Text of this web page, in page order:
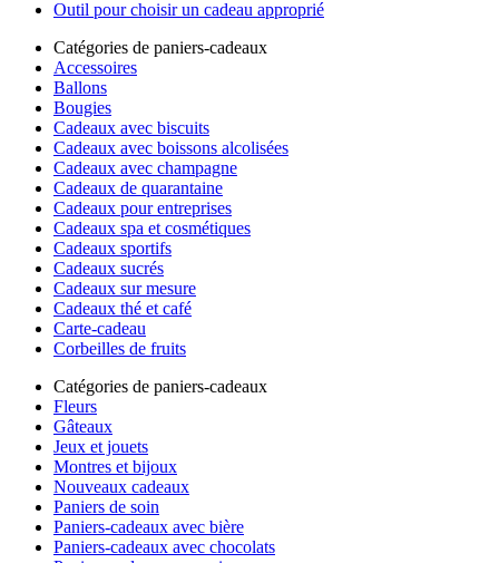
Outil pour choisir un cadeau approprié
Catégories de paniers-cadeaux
Accessoires
Ballons
Bougies
Cadeaux avec biscuits
Cadeaux avec boissons alcolisées
Cadeaux avec champagne
Cadeaux de quarantaine
Cadeaux pour entreprises
Cadeaux spa et cosmétiques
Cadeaux sportifs
Cadeaux sucrés
Cadeaux sur mesure
Cadeaux thé et café
Carte-cadeau
Corbeilles de fruits
Catégories de paniers-cadeaux
Fleurs
Gâteaux
Jeux et jouets
Montres et bijoux
Nouveaux cadeaux
Paniers de soin
Paniers-cadeaux avec bière
Paniers-cadeaux avec chocolats